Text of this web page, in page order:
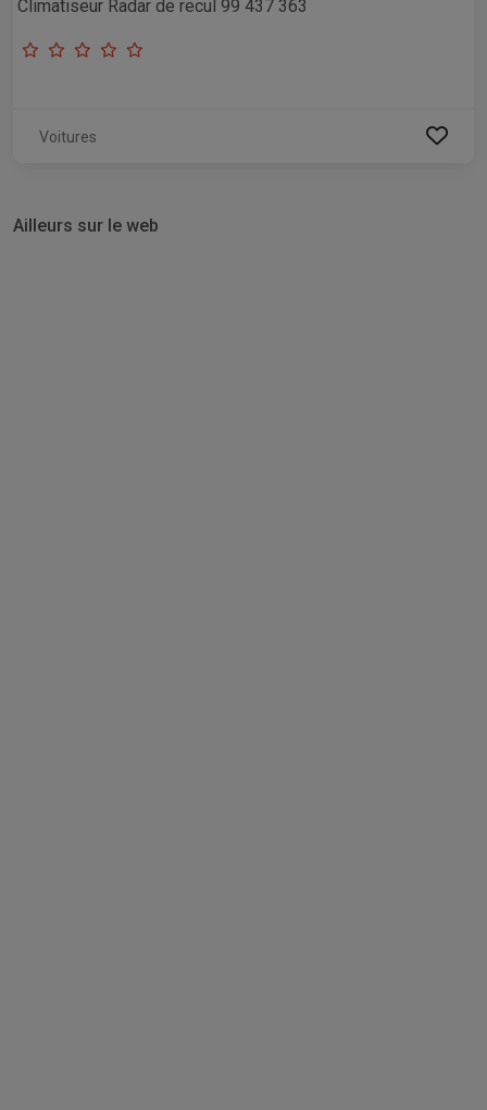
Climatiseur Radar de recul 99 437 363
Voitures
Ailleurs sur le web